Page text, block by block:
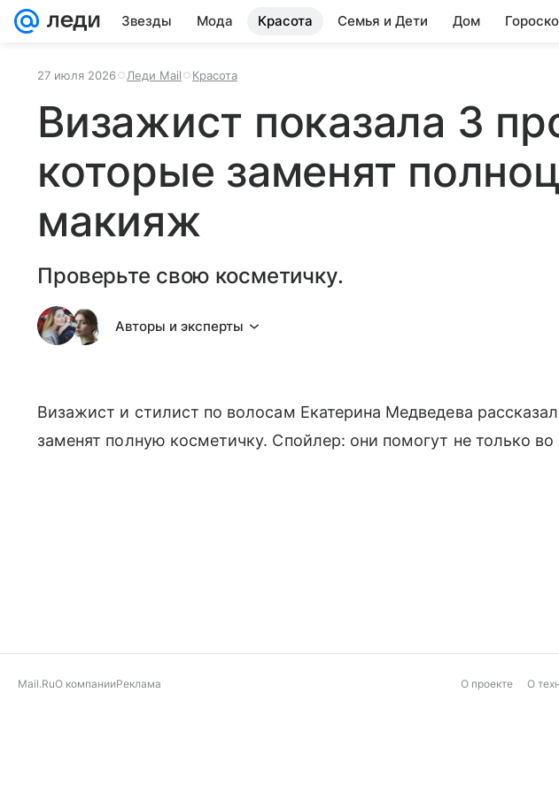
Звезды Мода Красота Семья и Дети Дом
27 июля 2026 Леди Mail Красота
Визажист показала 3
которые заменят
макияж
Проверьте свою косметичку.
Авторы и эксперты
Визажист и стилист по волосам Екатерина Медведева
заменят полную косметичку. Спойлер: они помогут не только
Mail.RuО компанииРеклама О проекте О